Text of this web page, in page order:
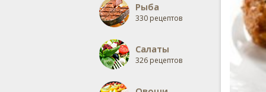
Рыба
330 рецептов
Салаты
326 рецептов